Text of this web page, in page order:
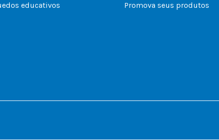
educativos
Promova seus produtos